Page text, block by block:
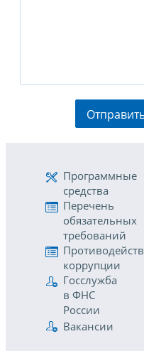
Программные
средства
Перечень
обязательных
требований
коррупции
Госслужба
в ФНС
России
Вакансии